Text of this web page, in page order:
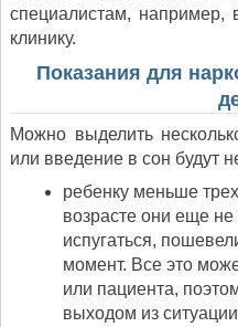
специалистам, например,
клинику.
Показания для
Можно выделить
или введение в сон будут
ребенку меньше
возрасте они еще
испугаться,
момент. Все это
или пациента,
выходом из